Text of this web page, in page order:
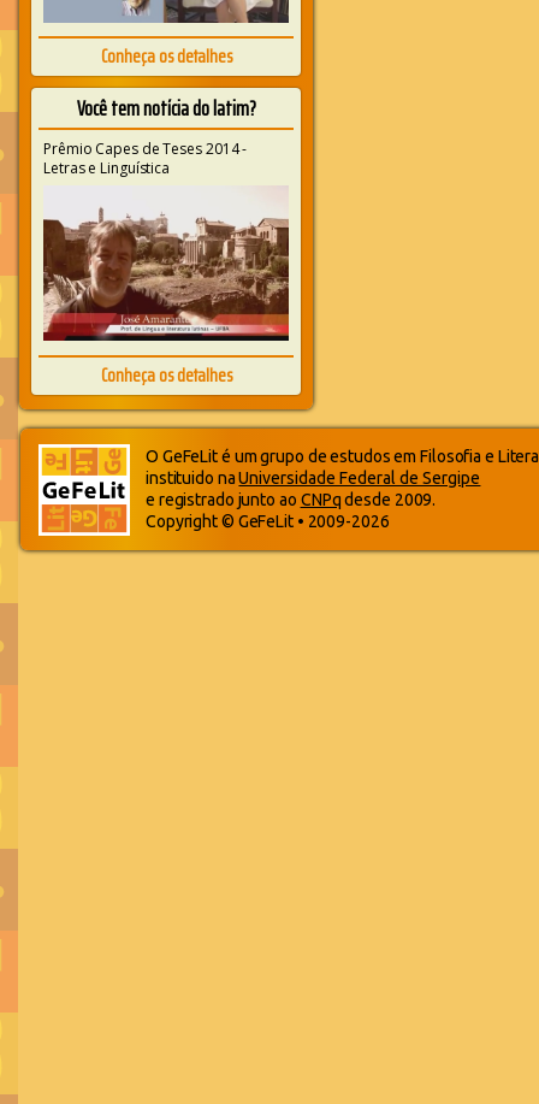
Conheça os detalhes
Você tem notícia do latim?
Prêmio Capes de Teses 2014 -
Letras e Linguística
Conheça os detalhes
O GeFeLit é um grupo de estudos em Filosofia e
instituido naUniversidade Federal de Sergipe
e registrado junto ao CNPqdesde 2009.
Copyright © GeFeLit • 2009-2026